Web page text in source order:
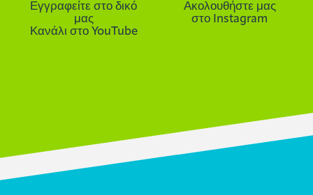
Εγγραφείτε στο δικό
μας
Κανάλι στο YouTube
Ακολουθήστε μας
στο Instagram